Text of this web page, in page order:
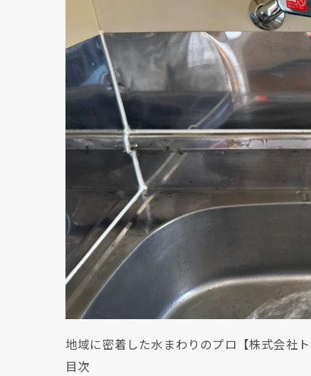
地域に密着した水まわりのプロ【株式会社
目次